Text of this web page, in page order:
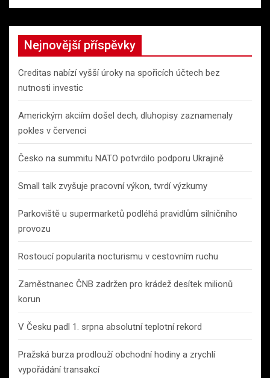
Nejnovější příspěvky
Creditas nabízí vyšší úroky na spořicích účtech bez
nutnosti investic
Americkým akciím došel dech, dluhopisy zaznamenaly
pokles v červenci
Česko na summitu NATO potvrdilo podporu Ukrajině
Small talk zvyšuje pracovní výkon, tvrdí výzkumy
Parkoviště u supermarketů podléhá pravidlům silničního
provozu
Rostoucí popularita nocturismu v cestovním ruchu
Zaměstnanec ČNB zadržen pro krádež desítek milionů
korun
V Česku padl 1. srpna absolutní teplotní rekord
Pražská burza prodlouží obchodní hodiny a zrychlí
vypořádání transakcí